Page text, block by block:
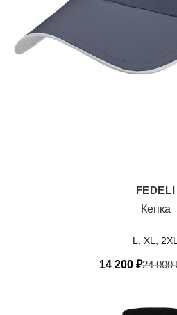
FEDELI
Кепка
L, XL, 2XL
14 200 ₽24 000